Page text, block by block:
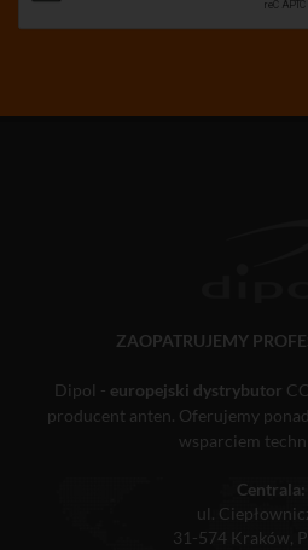
ZAOPATRUJEMY
Dipol - europejski dystrybutor
producent anten. Oferujemy ponad
wsparciem
Centrala:
ul.
31-574 Kraków,